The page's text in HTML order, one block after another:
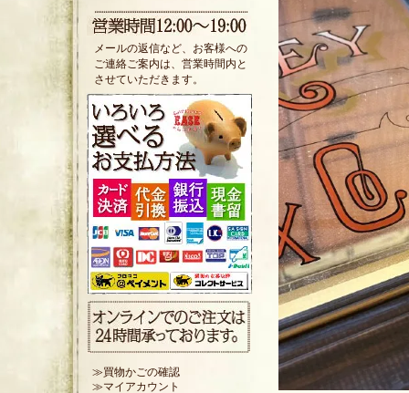
メールの返信など、お客様への
ご連絡ご案内は、営業時間内と
させていただきます。
≫買物かごの確認
≫マイアカウント